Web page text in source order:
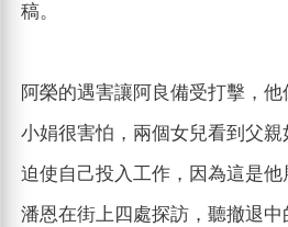
稿。
阿榮的遇害讓阿良備受打擊，
小娟很害怕，兩個女兒看到父
迫使自己投入工作，因為這是
潘恩在街上四處探訪，聽撤退